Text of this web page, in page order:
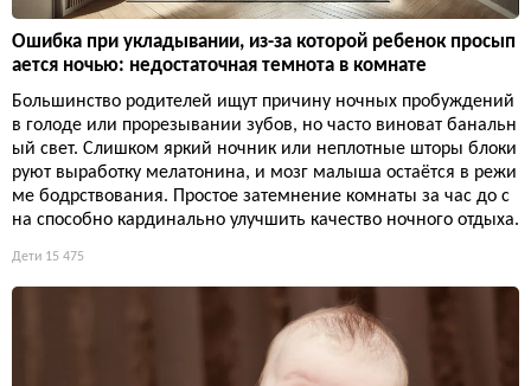
Ошибка при укладывании, из-за которой ребенок просып
ается ночью: недостаточная темнота в комнате
Большинство родителей ищут причину ночных пробуждений
в голоде или прорезывании зубов, но часто виноват банальн
ый свет. Слишком яркий ночник или неплотные шторы блоки
руют выработку мелатонина, и мозг малыша остаётся в режи
ме бодрствования. Простое затемнение комнаты за час до с
на способно кардинально улучшить качество ночного отдыха.
Дети 15 475